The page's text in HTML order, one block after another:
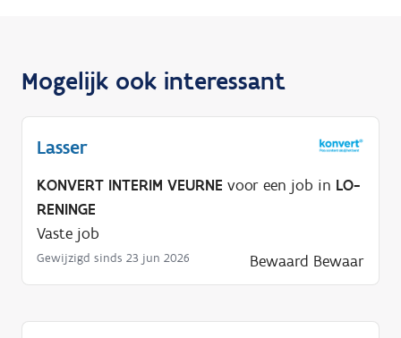
Mogelijk ook interessant
Lasser
KONVERT INTERIM VEURNE voor een job in LO-
RENINGE
Vaste job
Gewijzigd sinds 23 jun 2026 Bewaard Bewaar